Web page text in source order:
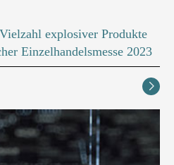
explosiver Produkte
Einzelhandelsmesse 2023
